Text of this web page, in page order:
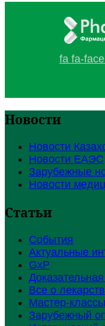
fa fa-
Новости
Новости
Новости ЕАЭС
Зарубежные
Новости
Статьи
События
Актуальные
GxP
Все о
Мастер-классы
Зарубежный